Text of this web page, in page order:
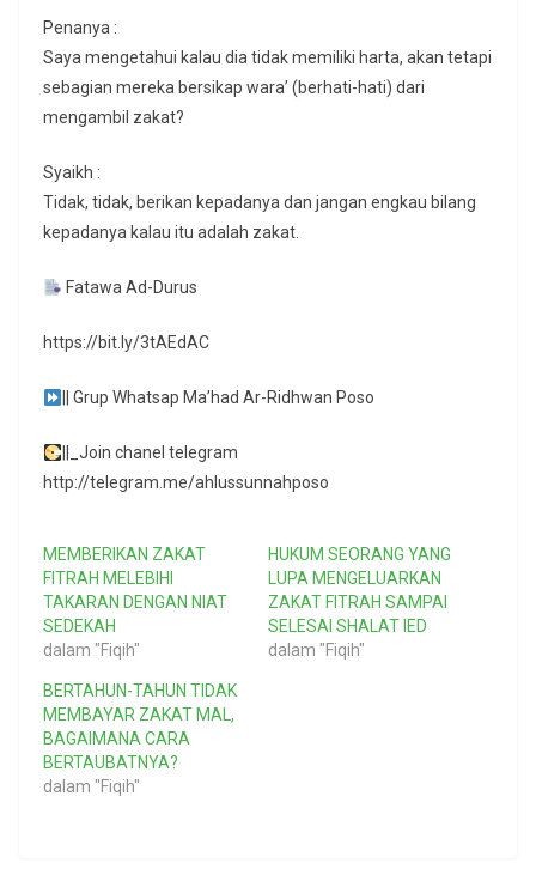
Penanya :
Saya mengetahui kalau dia tidak memiliki harta, akan tetapi
sebagian mereka bersikap wara’ (berhati-hati) dari
mengambil zakat?
Syaikh :
Tidak, tidak, berikan kepadanya dan jangan engkau bilang
kepadanya kalau itu adalah zakat.
Fatawa Ad-Durus
https://bit.ly/3tAEdAC
|| Grup Whatsap Ma’had Ar-Ridhwan Poso
||_Join chanel telegram
http://telegram.me/ahlussunnahposo
MEMBERIKAN ZAKAT
FITRAH MELEBIHI
TAKARAN DENGAN NIAT
SEDEKAH
dalam "Fiqih"
HUKUM SEORANG YANG
LUPA MENGELUARKAN
ZAKAT FITRAH SAMPAI
SELESAI SHALAT IED
dalam "Fiqih"
BERTAHUN-TAHUN TIDAK
MEMBAYAR ZAKAT MAL,
BAGAIMANA CARA
BERTAUBATNYA?
dalam "Fiqih"